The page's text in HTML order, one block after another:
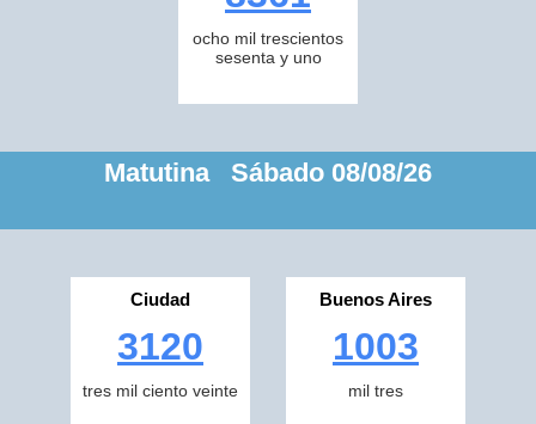
ocho mil trescientos
sesenta y uno
Matutina Sábado 08/08/26
Ciudad
3120
tres mil ciento veinte
Buenos Aires
1003
mil tres